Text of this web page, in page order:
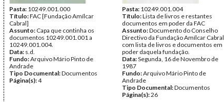
Pasta: 10249.001.000
Título:FAC [Fundação Amílcar
Cabral]
Assunto: Capa que continha os
documentos 10249.001.001 a
10249.001.004.
Data: s.d.
Fundo:Arquivo Mário Pinto de
Andrade
Tipo Documental:Documentos
Página(s):4
Pasta: 10249.001.004
Título:Lista de livros e restantes
documentos em poder da FAC
Assunto:Documento do Conselho
Directivo da Fundação Amílcar Cabral
com lista de livros e documentos em
poder daquela fundação.
Data:Segunda, 16 de Novembro de
1987
Fundo:Arquivo Mário Pinto de
Andrade
Tipo Documental:Documentos
Página(s):26